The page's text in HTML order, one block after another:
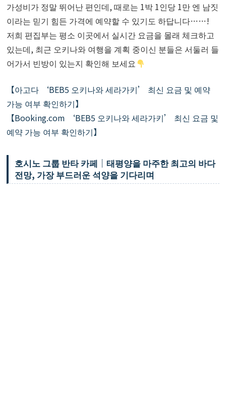
가성비가 정말 뛰어난 편인데, 때로는 1박 1인당 1만 엔 남짓
이라는 믿기 힘든 가격에 예약할 수 있기도 하답니다……!
저희 편집부는 평소 이곳에서 실시간 요금을 몰래 체크하고
있는데, 최근 오키나와 여행을 계획 중이신 분들은 서둘러 들
어가서 빈방이 있는지 확인해 보세요
【아고다 ‘BEB5 오키나와 세라가키’ 최신 요금 및 예약
가능 여부 확인하기】
【Booking.com ‘BEB5 오키나와 세라가키’ 최신 요금 및
예약 가능 여부 확인하기】
호시노 그룹 반타 카페｜태평양을 마주한 최고의 바다
전망, 가장 부드러운 석양을 기다리며